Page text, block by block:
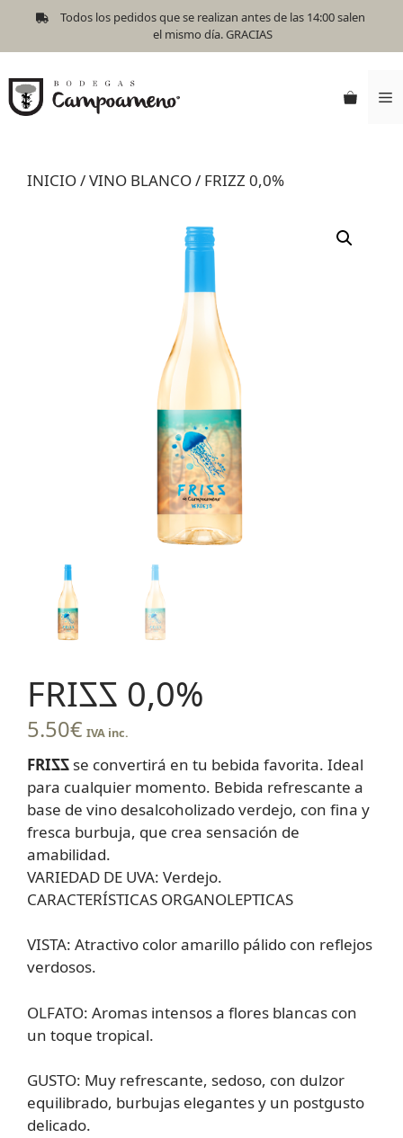
Todos los pedidos que se realizan antes de las 14:00 salen
el mismo día. GRACIAS
INICIO/VINO BLANCO/ FRIZZ 0,0%
FRIZZ 0,0%
5.50€ IVA inc.
FRIZZ se convertirá en tu bebida favorita. Ideal
para cualquier momento. Bebida refrescante a
base de vino desalcoholizado verdejo, con fina y
fresca burbuja, que crea sensación de
amabilidad.
VARIEDAD DE UVA: Verdejo.
CARACTERÍSTICAS ORGANOLEPTICAS
VISTA: Atractivo color amarillo pálido con reflejos
verdosos.
OLFATO: Aromas intensos a flores blancas con
un toque tropical.
GUSTO: Muy refrescante, sedoso, con dulzor
equilibrado, burbujas elegantes y un postgusto
delicado.